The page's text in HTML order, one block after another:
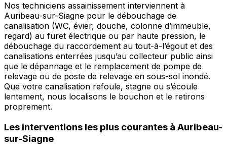
Nos techniciens assainissement interviennent à
Auribeau-sur-Siagne pour le débouchage de
canalisation (WC, évier, douche, colonne d’immeuble,
regard) au furet électrique ou par haute pression, le
débouchage du raccordement au tout-à-l’égout et des
canalisations enterrées jusqu’au collecteur public ainsi
que le dépannage et le remplacement de pompe de
relevage ou de poste de relevage en sous-sol inondé.
Que votre canalisation refoule, stagne ou s’écoule
lentement, nous localisons le bouchon et le retirons
proprement.
Les interventions les plus courantes à Auribeau-
sur-Siagne